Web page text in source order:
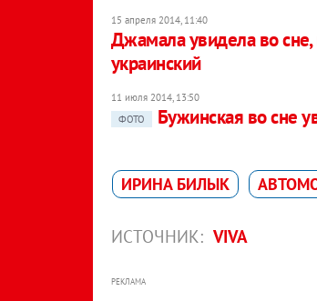
15 апреля 2014, 11:40
Джамала увидела во сне,
украинский
11 июля 2014, 13:50
ФОТО
Бужинская во сне
ИРИНА БИЛЫК
ИСТОЧНИК: VIVA
РЕКЛАМА